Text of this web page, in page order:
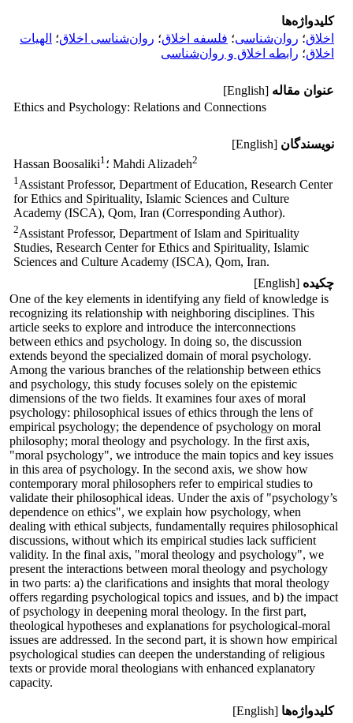
کلیدواژه‌ها
اخلاق؛ روان‌شناسی؛ فلسفه اخلاق؛ روان‌شناسی اخلاق؛ الهیات
اخلاق؛ رابطه اخلاق و روان‌شناسی
عنوان مقاله [English]
Ethics and Psychology: Relations and Connections
نویسندگان [English]
Hassan Boosaliki1 ؛ Mahdi Alizadeh2
1 Assistant Professor, Department of Education, Research Center
for Ethics and Spirituality, Islamic ‎Sciences and Culture
Academy (ISCA), Qom, Iran (Corresponding Author).‎
2Assistant Professor, Department of Islam and Spirituality
Studies, Research Center for Ethics and ‎Spirituality, Islamic
Sciences and Culture Academy (ISCA), Qom, Iran.‎
چکیده [English]
One of the key elements in identifying any field of knowledge is
recognizing its relationship with neighboring disciplines. This
article seeks to explore and introduce the interconnections
between ethics and psychology. In doing so, the discussion
extends beyond the specialized domain of moral psychology.
Among the various branches of the relationship between ethics
and psychology, this study focuses solely on the epistemic
dimensions of the two fields. It examines four axes of moral
psychology: philosophical issues of ethics through the lens of
empirical psychology; the dependence of psychology on moral
philosophy; moral theology and psychology. In the first axis,
"moral psychology", we introduce the main topics and key issues
in this area of psychology. In the second axis, we show how
contemporary moral philosophers refer to empirical studies to
validate their philosophical ideas. Under the axis of "psychology’s
dependence on ethics", we explain how psychology, when
dealing with ethical subjects, fundamentally requires philosophical
discussions, without which its empirical studies lack sufficient
validity. In the final axis, "moral theology and psychology", we
present the interactions between moral theology and psychology
in two parts: a) the clarifications and insights that moral theology
offers regarding psychological topics and issues, and b) the impact
of psychology in deepening moral theology. In the first part,
theological hypotheses and explanations for psychological-moral
issues are addressed. In the second part, it is shown how empirical
psychological studies can deepen the understanding of religious
texts or provide moral theologians with enhanced explanatory
capacity.
کلیدواژه‌ها [English]